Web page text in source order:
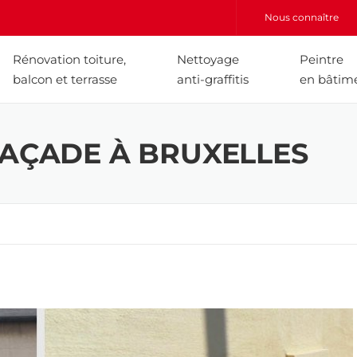
Nous connaître
Rénovation toiture,
balcon et terrasse
Nettoyage
anti-graffitis
Peintre
en
À BRUXELLES